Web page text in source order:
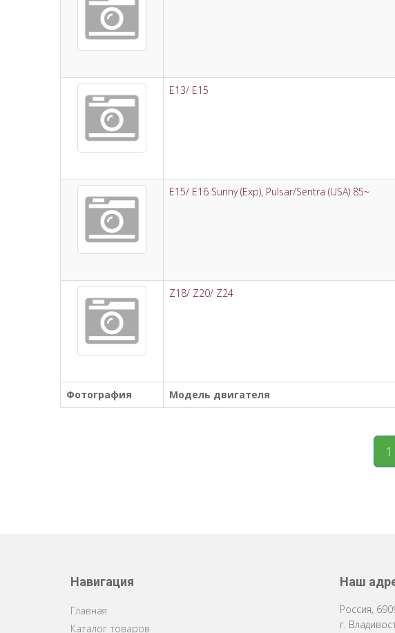
Фотография Модель двигателя
E13/ E15
E15/ E16 Sunny (Exp), Pulsar/Sentra (USA) 85~
Z18/ Z20/ Z24
1
Навигация
Главная
Каталог товаров
Наш
Россия,
г.